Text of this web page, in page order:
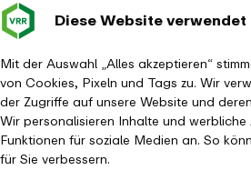
Diese Website
Mit der Auswahl „Alles akzeptieren“
von Cookies, Pixeln und Tags zu. Wir
der Zugriffe auf unsere Website und
Wir personalisieren Inhalte und
Funktionen für soziale Medien an. So
für Sie verbessern.
Verkehrsverbund
Fahrplanauskunft